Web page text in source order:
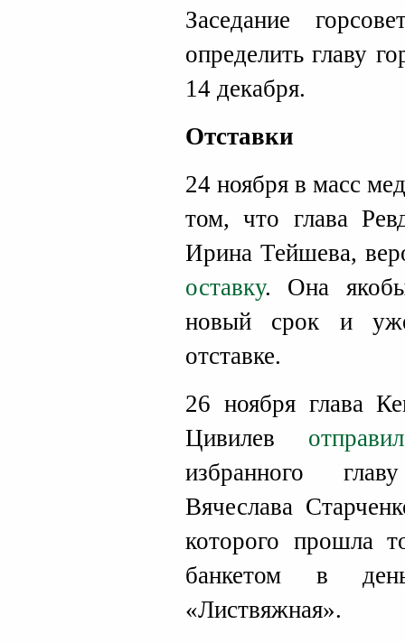
Заседание
определить главу
14 декабря.
Отставки
24 ноября в масс
том, что глава
Ирина Тейшева,
оставку. Она
новый срок и
отставке.
26 ноября глава
Цивилев
избранного
Вячеслава
которого прошла
банкетом в
«Листвяжная».